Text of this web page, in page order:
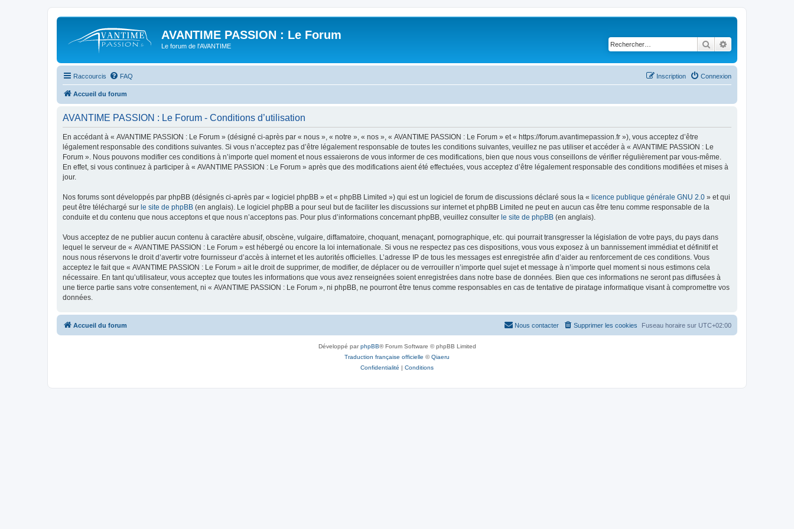
AVANTIME PASSION : Le Forum
Le forum de l'AVANTIME Rechercher
Raccourcis FAQ Connexion
Inscription
Accueil du forum
AVANTIME PASSION : Le Forum - Conditions d’utilisation
En accédant à « AVANTIME PASSION : Le Forum » (désigné ci-après par « nous », « notre », « nos », « AVANTIME PASSION : Le Forum » et « https://forum.avantimepassion.fr »), vous acceptez d’être
légalement responsable des conditions suivantes. Si vous n’acceptez pas d’être légalement responsable de toutes les conditions suivantes, veuillez ne pas utiliser et accéder à « AVANTIME PASSION : Le
Forum ». Nous pouvons modifier ces conditions à n’importe quel moment et nous essaierons de vous informer de ces modifications, bien que nous vous conseillons de vérifier régulièrement par vous-même.
En effet, si vous continuez à participer à « AVANTIME PASSION : Le Forum » après que des modifications aient été effectuées, vous acceptez d’être légalement responsable des conditions modifiées et mises à
jour.
Nos forums sont développés par phpBB (désignés ci-après par « logiciel phpBB » et « phpBB Limited ») qui est un logiciel de forum de discussions déclaré sous la « licence publique générale GNU 2.0 » et qui
peut être téléchargé sur le site de phpBB (en anglais). Le logiciel phpBB a pour seul but de faciliter les discussions sur internet et phpBB Limited ne peut en aucun cas être tenu comme responsable de la
conduite et du contenu que nous acceptons et que nous n’acceptons pas. Pour plus d’informations concernant phpBB, veuillez consulter le site de phpBB (en anglais).
Vous acceptez de ne publier aucun contenu à caractère abusif, obscène, vulgaire, diffamatoire, choquant, menaçant, pornographique, etc. qui pourrait transgresser la législation de votre pays, du pays dans
lequel le serveur de « AVANTIME PASSION : Le Forum » est hébergé ou encore la loi internationale. Si vous ne respectez pas ces dispositions, vous vous exposez à un bannissement immédiat et définitif et
nous nous réservons le droit d’avertir votre fournisseur d’accès à internet et les autorités officielles. L’adresse IP de tous les messages est enregistrée afin d’aider au renforcement de ces conditions. Vous
acceptez le fait que « AVANTIME PASSION : Le Forum » ait le droit de supprimer, de modifier, de déplacer ou de verrouiller n’importe quel sujet et message à n’importe quel moment si nous estimons cela
nécessaire. En tant qu’utilisateur, vous acceptez que toutes les informations que vous avez renseignées soient enregistrées dans notre base de données. Bien que ces informations ne seront pas diffusées à
une tierce partie sans votre consentement, ni « AVANTIME PASSION : Le Forum », ni phpBB, ne pourront être tenus comme responsables en cas de tentative de piratage informatique visant à compromettre vos
données.
Accueil du forum Fuseau horaire sur UTC+02:00
Supprimer les cookies
Nous contacter
Développé parphpBB® Forum Software © phpBB Limited
Traduction française officielle ©Qiaeru
Confidentialité | Conditions